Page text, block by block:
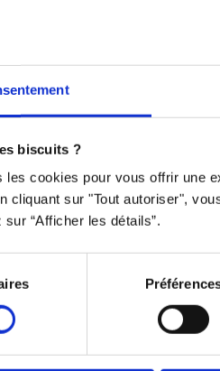
biscuits ?
les cookies pour vous offrir une
cliquant sur "Tout autoriser",
sur “Afficher les détails”.
inclusive qui offre des
privilégié
Propulsé par le